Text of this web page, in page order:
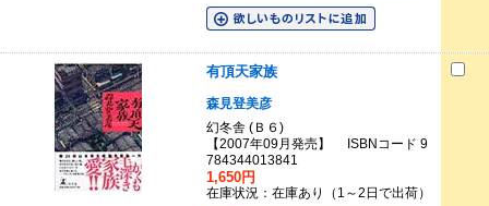
有頂天家族
森見登美彦
幻冬舎 (Ｂ６)
【2007年09月発売】 ISBNコード 9
784344013841
1,650円
在庫状況：在庫あり（1～2日で出荷）